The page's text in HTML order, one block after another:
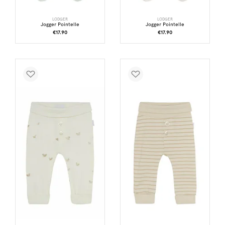
LODGER
Jogger Pointelle
€17.90
LODGER
Jogger Pointelle
€17.90